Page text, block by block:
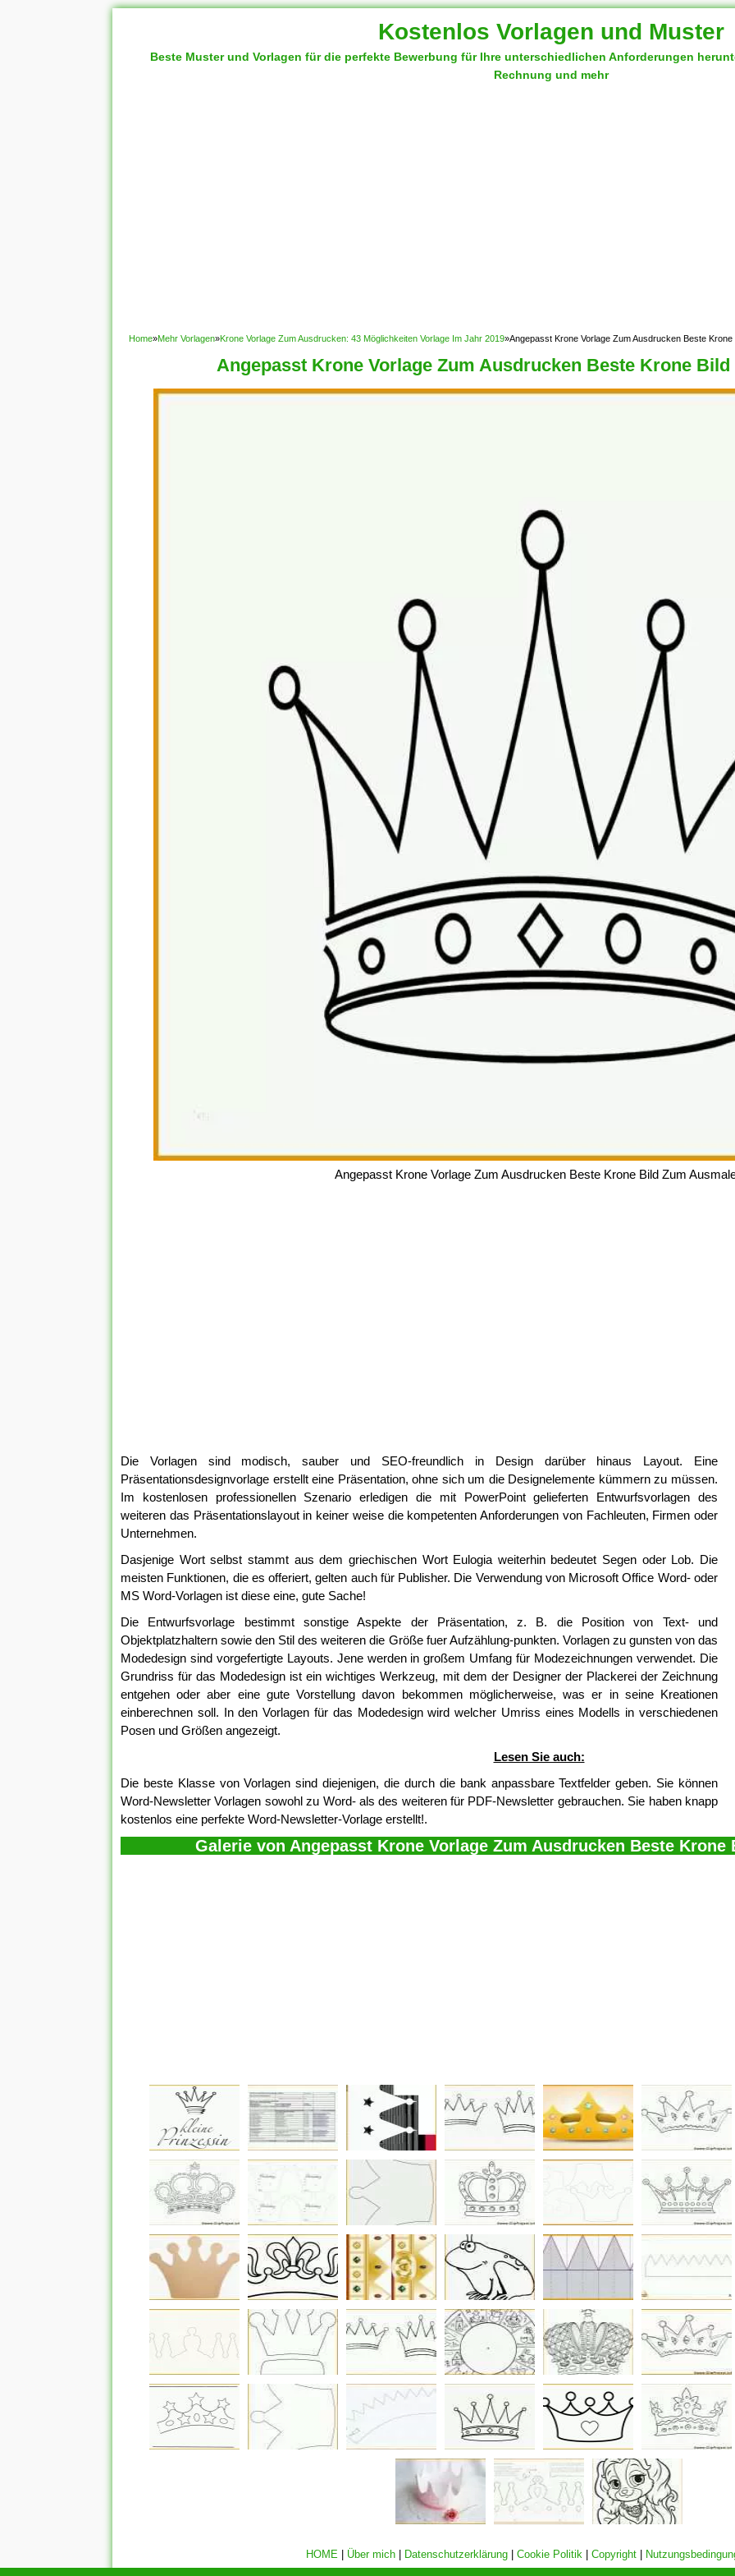
Kostenlos Vorlagen und Muster
Beste Muster und Vorlagen für die perfekte Bewerbung für Ihre unterschiedlichen Anforderungen
Rechnung und mehr
Home»Mehr Vorlagen»Krone Vorlage Zum Ausdrucken: 43 Möglichkeiten Vorlage Im Jahr 2019»Angepasst Krone Vorlage Zum Ausdrucken Beste Krone
Angepasst Krone Vorlage Zum Ausdrucken Beste Krone
Angepasst Krone Vorlage Zum Ausdrucken Beste Krone Bild Zum
Die Vorlagen sind modisch, sauber und SEO-freundlich in Design darüber hinaus Layout. Eine
Präsentationsdesignvorlage erstellt eine Präsentation, ohne sich um die Designelemente kümmern zu müssen.
Im kostenlosen professionellen Szenario erledigen die mit PowerPoint gelieferten Entwurfsvorlagen des
weiteren das Präsentationslayout in keiner weise die kompetenten Anforderungen von Fachleuten, Firmen oder
Unternehmen.
Dasjenige Wort selbst stammt aus dem griechischen Wort Eulogia weiterhin bedeutet Segen oder Lob. Die
meisten Funktionen, die es offeriert, gelten auch für Publisher. Die Verwendung von Microsoft Office Word- oder
MS Word-Vorlagen ist diese eine, gute Sache!
Die Entwurfsvorlage bestimmt sonstige Aspekte der Präsentation, z. B. die Position von Text- und
Objektplatzhaltern sowie den Stil des weiteren die Größe fuer Aufzählung-punkten. Vorlagen zu gunsten von das
Modedesign sind vorgefertigte Layouts. Jene werden in großem Umfang für Modezeichnungen verwendet. Die
Grundriss für das Modedesign ist ein wichtiges Werkzeug, mit dem der Designer der Plackerei der Zeichnung
entgehen oder aber eine gute Vorstellung davon bekommen möglicherweise, was er in seine Kreationen
einberechnen soll. In den Vorlagen für das Modedesign wird welcher Umriss eines Modells in verschiedenen
Posen und Größen angezeigt.
Lesen Sie auch:
Die beste Klasse von Vorlagen sind diejenigen, die durch die bank anpassbare Textfelder geben. Sie können
Word-Newsletter Vorlagen sowohl zu Word- als des weiteren für PDF-Newsletter gebrauchen. Sie haben knapp
kostenlos eine perfekte Word-Newsletter-Vorlage erstellt!.
Galerie von Angepasst Krone Vorlage Zum Ausdrucken Beste Krone
HOME Über mich Datenschutzerklärung Cookie Politik Copyright